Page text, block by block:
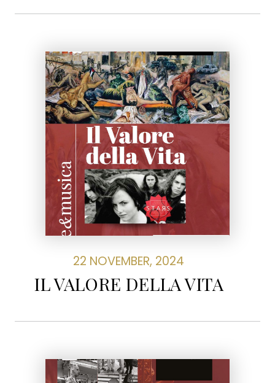
22 NOVEMBER, 2024
IL VALORE DELLA VITA